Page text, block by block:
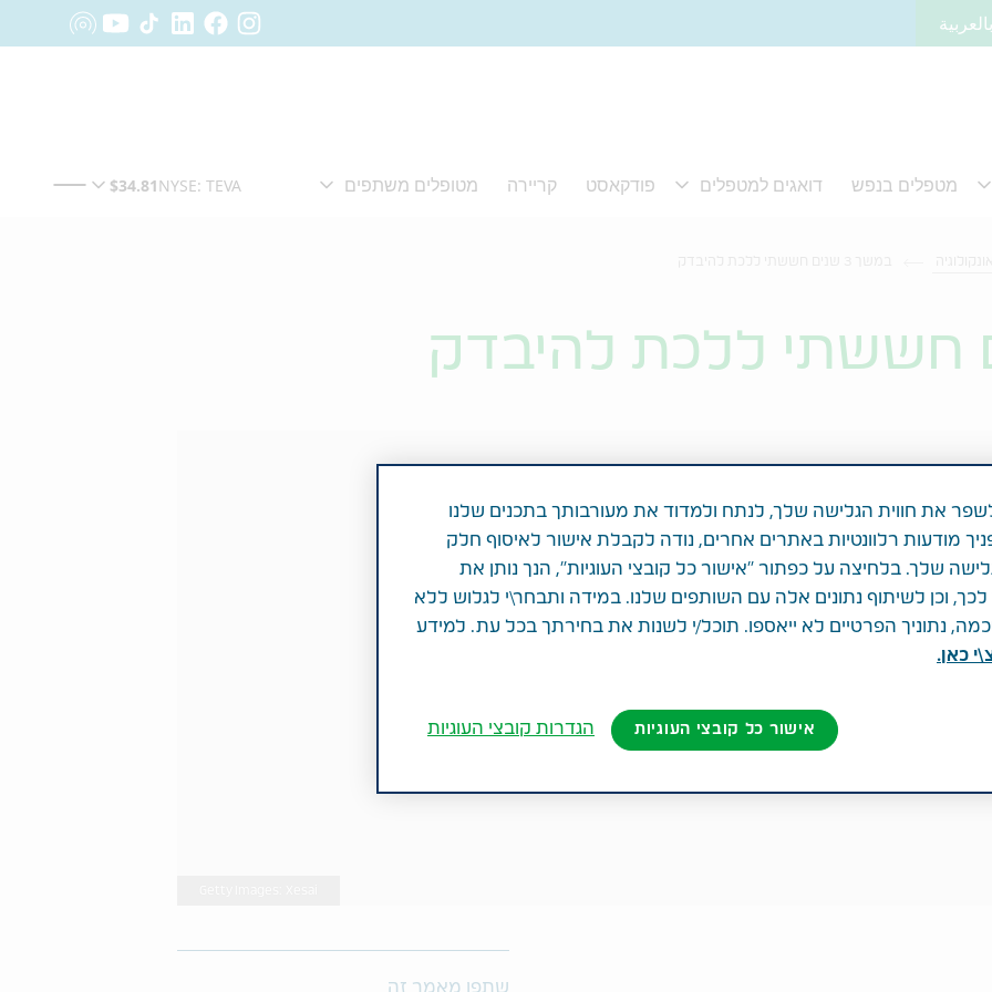
שתפו מאמר זה
את חווית הגלישה שלך, לנתח ולמדוד את מעורבותך בתכנים שלנו
מודעות רלוונטיות באתרים אחרים, נודה לקבלת אישור לאיסוף חלק
שלך. בלחיצה על כפתור "אישור כל קובצי העוגיות", הנך נותן את
וכן לשיתוף נתונים אלה עם השותפים שלנו. במידה ותבחר\י לגלוש ללא
נתוניך הפרטיים לא ייאספו. תוכל/י לשנות את בחירתך בכל עת. למידע
כאן.
אישור כל קובצי העוגיות הגדרות קובצי העוגיות